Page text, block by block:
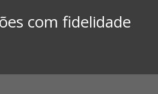
com fidelidade